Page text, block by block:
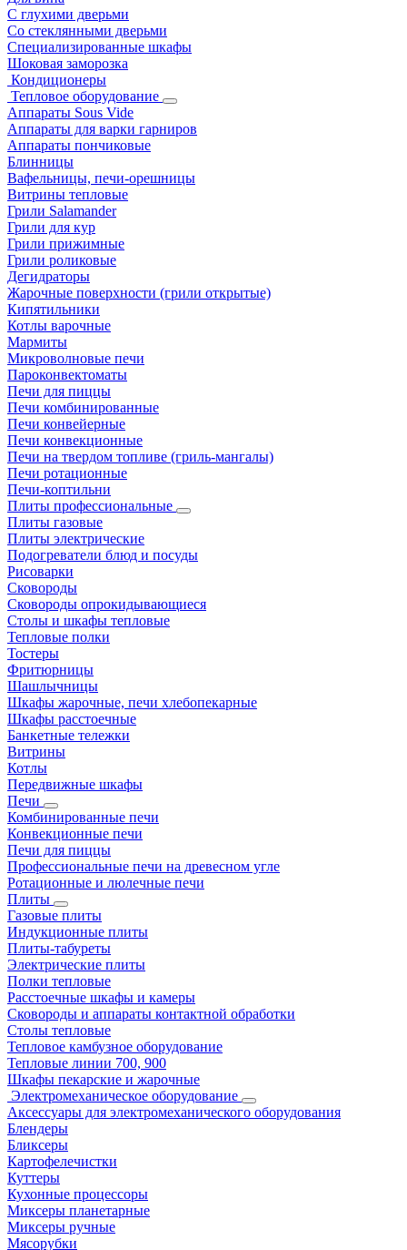
С глухими дверьми
Со стеклянными дверьми
Специализированные шкафы
Шоковая заморозка
Кондиционеры
Тепловое оборудование
Аппараты Sous Vide
Аппараты для варки гарниров
Аппараты пончиковые
Блинницы
Вафельницы, печи-орешницы
Витрины тепловые
Грили Salamander
Грили для кур
Грили прижимные
Грили роликовые
Дегидраторы
Жарочные поверхности (грили открытые)
Кипятильники
Котлы варочные
Мармиты
Микроволновые печи
Пароконвектоматы
Печи для пиццы
Печи комбинированные
Печи конвейерные
Печи конвекционные
Печи на твердом топливе (гриль-мангалы)
Печи ротационные
Печи-коптильни
Плиты профессиональные
Плиты газовые
Плиты электрические
Подогреватели блюд и посуды
Рисоварки
Сковороды
Сковороды опрокидывающиеся
Столы и шкафы тепловые
Тепловые полки
Тостеры
Фритюрницы
Шашлычницы
Шкафы жарочные, печи хлебопекарные
Шкафы расстоечные
Банкетные тележки
Витрины
Котлы
Передвижные шкафы
Печи
Комбинированные печи
Конвекционные печи
Печи для пиццы
Профессиональные печи на древесном угле
Ротационные и люлечные печи
Плиты
Газовые плиты
Индукционные плиты
Плиты-табуреты
Электрические плиты
Полки тепловые
Расстоечные шкафы и камеры
Сковороды и аппараты контактной обработки
Столы тепловые
Тепловое камбузное оборудование
Тепловые линии 700, 900
Шкафы пекарские и жарочные
Электромеханическое оборудование
Аксессуары для электромеханического оборудования
Блендеры
Бликсеры
Картофелечистки
Куттеры
Кухонные процессоры
Миксеры планетарные
Миксеры ручные
Мясорубки